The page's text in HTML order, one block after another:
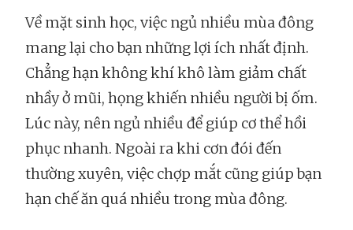
Về mặt sinh học, việc ngủ nhiều mùa đông
mang lại cho bạn những lợi ích nhất định.
Chẳng hạn không khí khô làm giảm chất
nhầy ở mũi, họng khiến nhiều người bị ốm.
Lúc này, nên ngủ nhiều để giúp cơ thể hồi
phục nhanh. Ngoài ra khi cơn đói đến
thường xuyên, việc chợp mắt cũng giúp bạn
hạn chế ăn quá nhiều trong mùa đông.